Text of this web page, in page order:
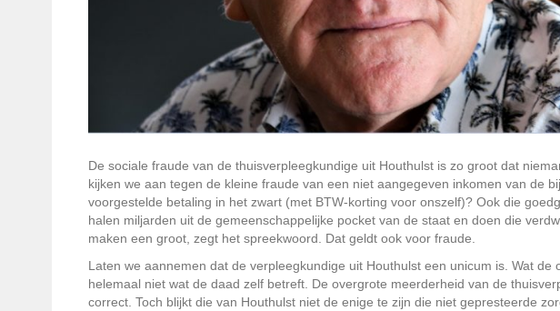
De sociale fraude van de thuisverpleegkundige uit Houthulst is zo groot dat
kijken we aan tegen de kleine fraude van een niet aangegeven inkomen van de
voorgestelde betaling in het zwart (met BTW-korting voor onszelf)? Ook die
halen miljarden uit de gemeenschappelijke pocket van de staat en doen die
maken een groot, zegt het spreekwoord. Dat geldt ook voor fraude.
Laten we aannemen dat de verpleegkundige uit Houthulst een unicum is. Wat
helemaal niet wat de daad zelf betreft. De overgrote meerderheid van de
correct. Toch blijkt die van Houthulst niet de enige te zijn die niet gepresteerde